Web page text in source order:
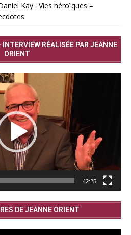
Kay : Vies héroïques –
RÉALISÉE PAR JEANNE
ORIENT
42:25
DE JEANNE ORIENT